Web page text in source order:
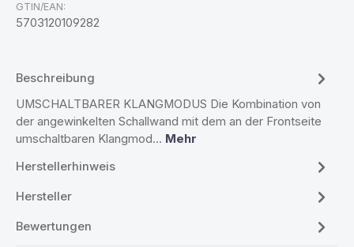
GTIN/EAN:
5703120109282
Beschreibung
UMSCHALTBARER KLANGMODUS Die Kombination von
der angewinkelten Schallwand mit dem an der Frontseite
umschaltbaren Klangmod… Mehr
Herstellerhinweis
Hersteller
Bewertungen